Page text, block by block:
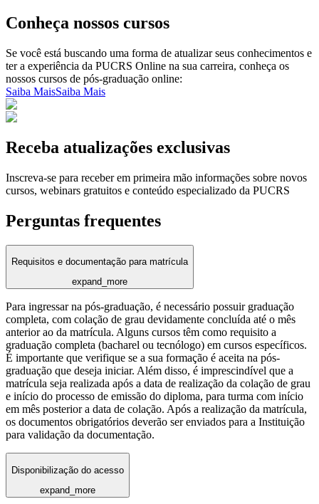
Conheça nossos cursos
Se você está buscando uma forma de atualizar seus conhecimentos e
ter a experiência da PUCRS Online na sua carreira, conheça os
nossos cursos de pós-graduação online:
Saiba MaisSaiba Mais
Receba atualizações exclusivas
Inscreva-se para receber em primeira mão informações sobre novos
cursos, webinars gratuitos e conteúdo especializado da PUCRS
Perguntas frequentes
Requisitos e documentação para matrícula
expand_more
Para ingressar na pós-graduação, é necessário possuir graduação
completa, com colação de grau devidamente concluída até o mês
anterior ao da matrícula. Alguns cursos têm como requisito a
graduação completa (bacharel ou tecnólogo) em cursos específicos.
É importante que verifique se a sua formação é aceita na pós-
graduação que deseja iniciar. Além disso, é imprescindível que a
matrícula seja realizada após a data de realização da colação de grau
e início do processo de emissão do diploma, para turma com início
em mês posterior a data de colação. Após a realização da matrícula,
os documentos obrigatórios deverão ser enviados para a Instituição
para validação da documentação.
Disponibilização do acesso
expand_more